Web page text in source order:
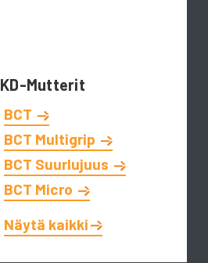
KD-Mutterit
BCT
BCT Multigrip
BCT Suurlujuus
BCT Micro
Näytä kaikki